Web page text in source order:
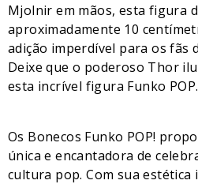
Mjolnir em mãos, esta figura
aproximadamente 10
adição imperdível para os fãs
Deixe que o poderoso Thor
esta incrível figura Funko POP.
Os Bonecos Funko POP!
única e encantadora de
cultura pop. Com sua estética